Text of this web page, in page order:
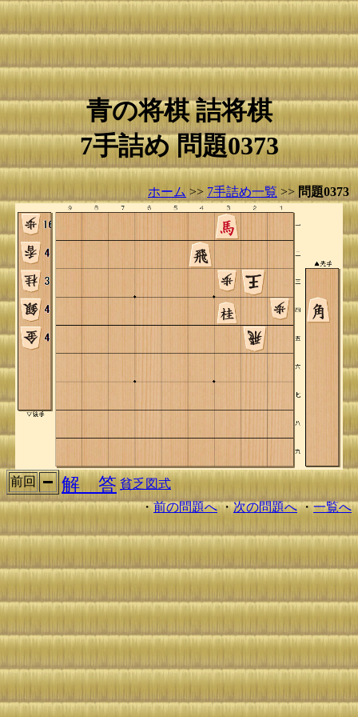
青の将棋 詰将棋
7手詰め 問題0373
ホーム >> 7手詰め一覧 >> 問題0373
前回 解 答 貧乏図式
・前の問題へ・次の問題へ・一覧へ